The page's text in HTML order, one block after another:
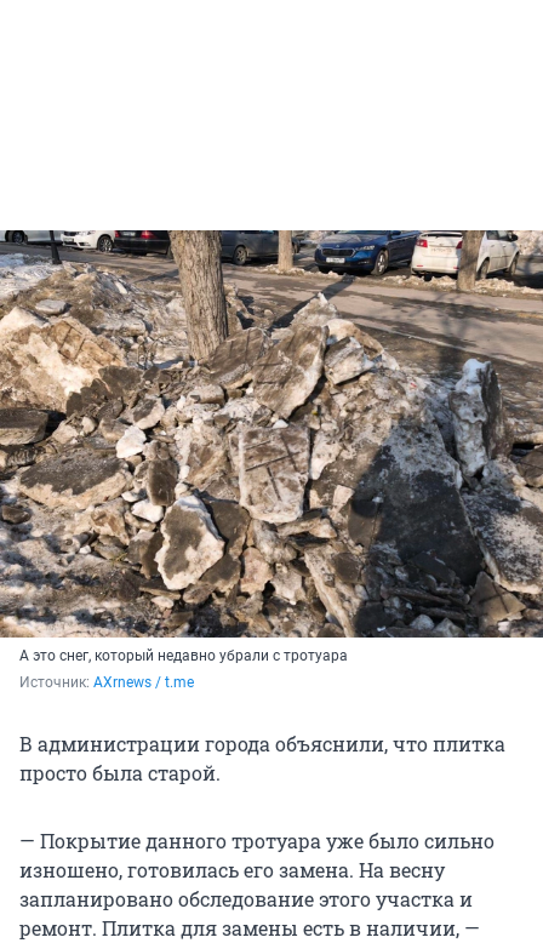
А это снег, который недавно убрали с тротуара
Источник: AXrnews / t.me
В администрации города объяснили, что плитка
просто была старой.
— Покрытие данного тротуара уже было сильно
изношено, готовилась его замена. На весну
запланировано обследование этого участка и
ремонт. Плитка для замены есть в наличии, —